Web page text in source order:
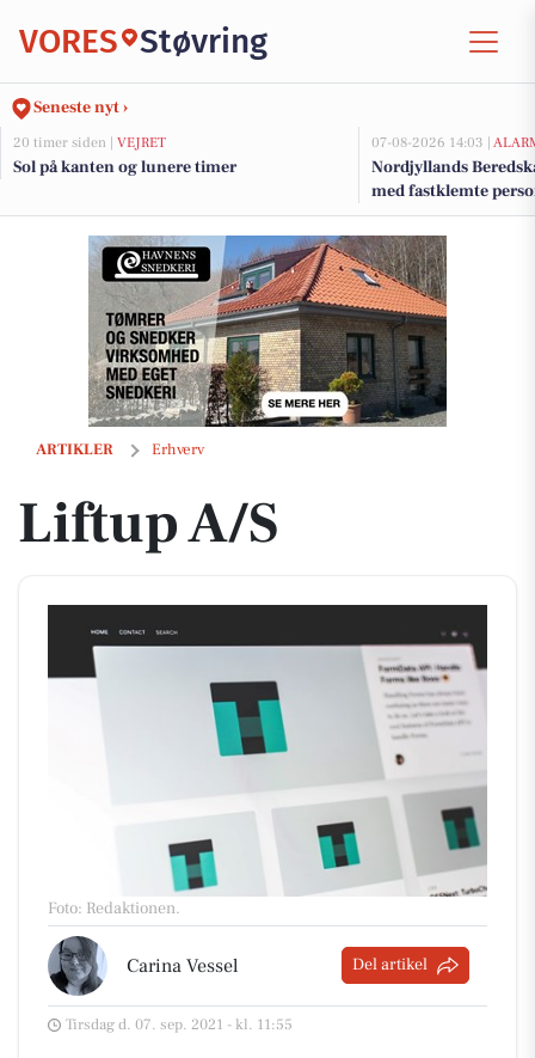
VORES Støvring
Seneste nyt ›
20 timer siden | VEJRET
Sol på kanten og lunere timer
07-08-2026 14:03 |
Nordjyllands
med fastklemte
ARTIKLER Erhverv
Liftup A/S
Liftup A/S
Foto: Redaktionen.
Carina Vessel Del artikel
Tirsdag d. 07. sep. 2021 - kl. 11:55